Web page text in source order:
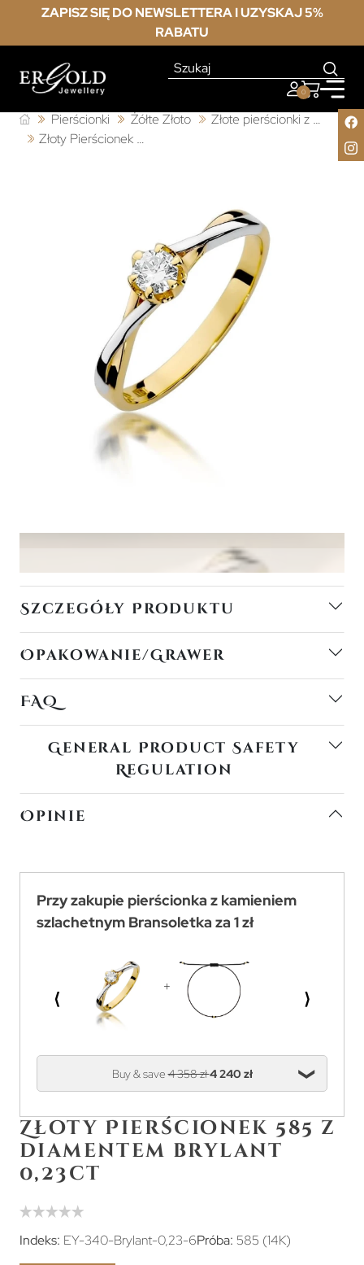
ZAPISZ SIĘ DO NEWSLETTERA I UZYSKAJ 5%
RABATU
0
Pierścionki Żółte Złoto
Złote pierścionki z brylantem
Złoty Pierścionek 585 z diamentem brylant 0,23ct
Szczegóły Produktu
Opakowanie/Grawer
FAQ
General Product Safety
Regulation
Opinie
Przy zakupie pierścionka z kamieniem
szlachetnym Bransoletka za 1 zł
⟨ ⟩
Buy & save4 358 zł4 240 zł
Złoty Pierścionek 585 z
diamentem brylant
0,23ct
Indeks: EY-340-Brylant-0,23-6Próba: 585 (14K)